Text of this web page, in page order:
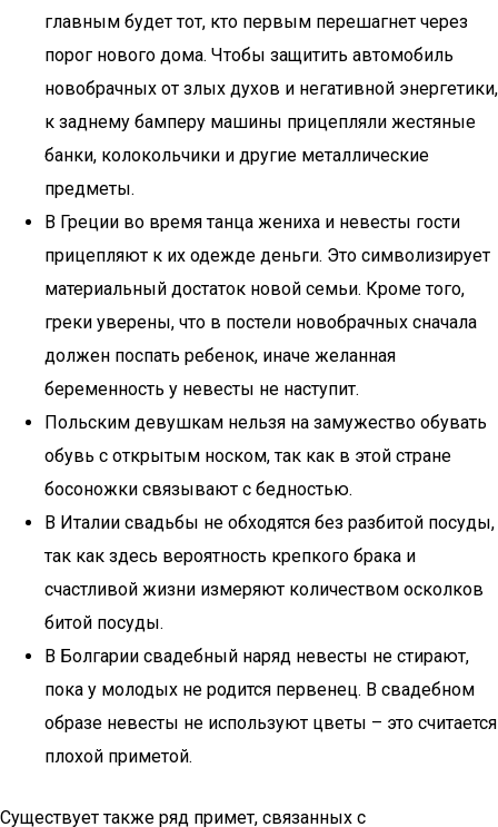
главным будет тот, кто первым перешагнет через
порог нового дома. Чтобы защитить автомобиль
новобрачных от злых духов и негативной энергетики,
к заднему бамперу машины прицепляли жестяные
банки, колокольчики и другие металлические
предметы.
В Греции во время танца жениха и невесты гости
прицепляют к их одежде деньги. Это символизирует
материальный достаток новой семьи. Кроме того,
греки уверены, что в постели новобрачных сначала
должен поспать ребенок, иначе желанная
беременность у невесты не наступит.
Польским девушкам нельзя на замужество обувать
обувь с открытым носком, так как в этой стране
босоножки связывают с бедностью.
В Италии свадьбы не обходятся без разбитой посуды,
так как здесь вероятность крепкого брака и
счастливой жизни измеряют количеством осколков
битой посуды.
В Болгарии свадебный наряд невесты не стирают,
пока у молодых не родится первенец. В свадебном
образе невесты не используют цветы – это считается
плохой приметой.
Существует также ряд примет, связанных с